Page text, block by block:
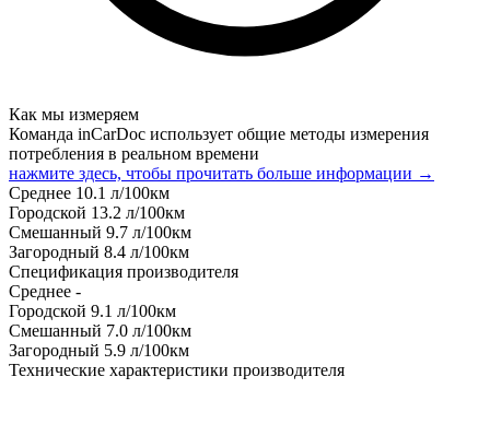
Как мы измеряем
Команда inCarDoc использует общие методы измерения
потребления в реальном времени
нажмите здесь, чтобы прочитать больше информации →
Среднее 10.1 л/100км
Городской 13.2 л/100км
Смешанный 9.7 л/100км
Загородный 8.4 л/100км
Спецификация производителя
Среднее -
Городской 9.1 л/100км
Смешанный 7.0 л/100км
Загородный 5.9 л/100км
Технические характеристики производителя